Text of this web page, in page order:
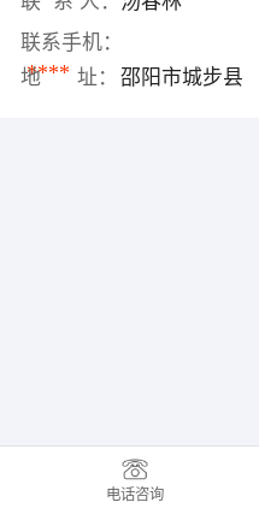
联系手机：
****
地 址： 邵阳市城步县
电话咨询